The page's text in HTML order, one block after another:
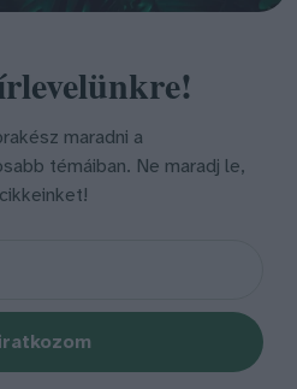
maradni a
témáiban. Ne maradj le,